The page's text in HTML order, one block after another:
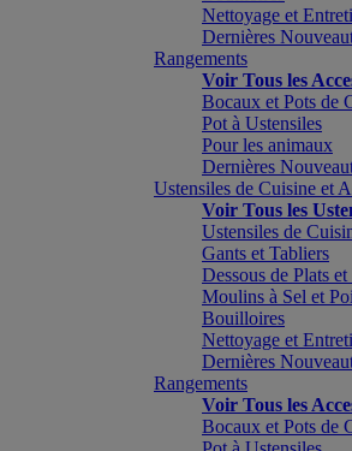
Nettoyage et
Dernières
Rangements
Voir Tous les
Bocaux et Pots de
Pot à Ustensiles
Pour les animaux
Dernières
Ustensiles de Cuisine et
Voir Tous les
Ustensiles de
Gants et Tabliers
Dessous de Plats
Moulins à Sel et
Bouilloires
Nettoyage et
Dernières
Rangements
Voir Tous les
Bocaux et Pots de